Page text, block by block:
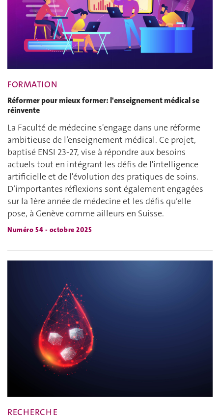
FORMATION
Réformer pour mieux former: l'enseignement médical se
réinvente
La Faculté de médecine s'engage dans une réforme
ambitieuse de l’enseignement médical. Ce projet,
baptisé ENSI 23-27, vise à répondre aux besoins
actuels tout en intégrant les défis de l'intelligence
artificielle et de l'évolution des pratiques de soins.
D’importantes réflexions sont également engagées
sur la 1ère année de médecine et les défis qu’elle
pose, à Genève comme ailleurs en Suisse.
Numéro 54 - octobre 2025
RECHERCHE